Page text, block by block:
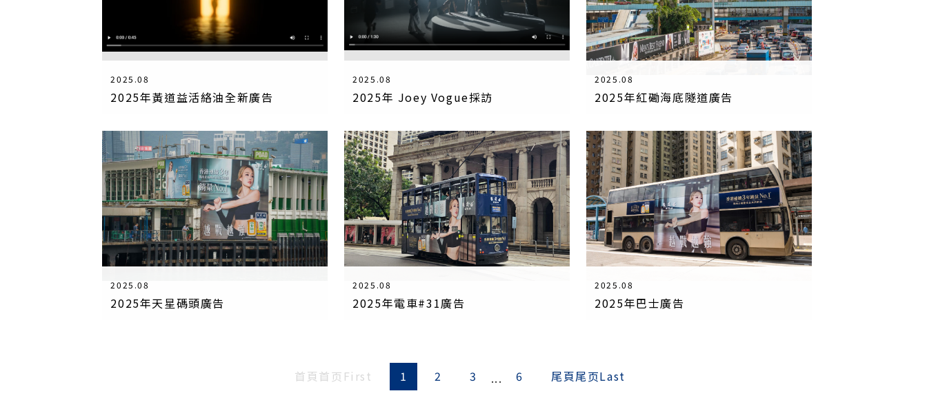
2025.08
2025年黃道益活絡油全新廣告
2025.08
2025年 Joey Vogue採訪
2025.08
2025年紅磡海底隧道廣告
2025.08
2025年天星碼頭廣告
2025.08
2025年電車#31廣告
2025.08
2025年巴士廣告
首頁首页 First 1 2 3 ... 6 尾頁尾页Last